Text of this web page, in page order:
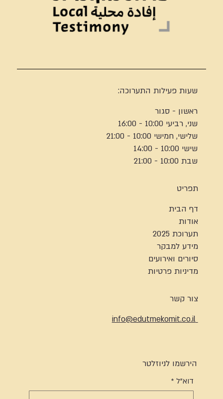
שעות פעילות התערוכה:
ראשון - סגור
שני, רביעי 10:00 - 16:00
שלישי, חמישי 10:00 - 21:00
שישי 10:00 - 14:00
שבת 10:00 - 21:00
תפריט
דף הבית
אודות
תערוכת 2025
מידע למבקר
סיורים ואירועים
מדיניות פרטיות
צור קשר
info@edutmekomit.co.il
הירשמו לניוזלטר
דוא"ל *